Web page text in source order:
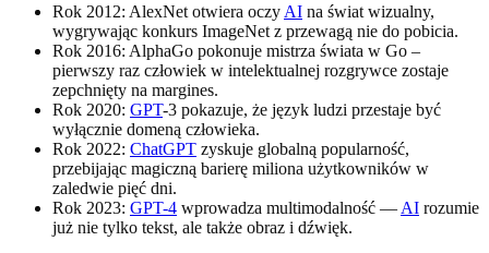
Rok 2012: AlexNet otwiera oczy AI na świat wizualny,
wygrywając konkurs ImageNet z przewagą nie do pobicia.
Rok 2016: AlphaGo pokonuje mistrza świata w Go –
pierwszy raz człowiek w intelektualnej rozgrywce zostaje
zepchnięty na margines.
Rok 2020: GPT-3 pokazuje, że język ludzi przestaje być
wyłącznie domeną człowieka.
Rok 2022: ChatGPT zyskuje globalną popularność,
przebijając magiczną barierę miliona użytkowników w
zaledwie pięć dni.
Rok 2023: GPT-4 wprowadza multimodalność — AI rozumie
już nie tylko tekst, ale także obraz i dźwięk.